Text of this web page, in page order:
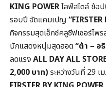
KING POWERไลฟ์สไตล์ ช้อ
รอบปี จัดแคมเปญ
กิจกรรมสุดเอ็กซ์คลูซีฟเซอร์ไ
นักแสดงหนุ่มสุดฮอต“ต้า – อ
ลดแรง ALL DAY ALL
2,000 บาท)ระหว่างวันที่ 29